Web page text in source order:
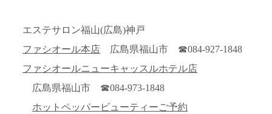
エステサロン福山(広島)神戸
ファシオール本店 広島県福山市 ☎084-927-1848
ファシオールニューキャッスルホテル店
広島県福山市 ☎084-973-1848
ホットペッパービューティーご予約